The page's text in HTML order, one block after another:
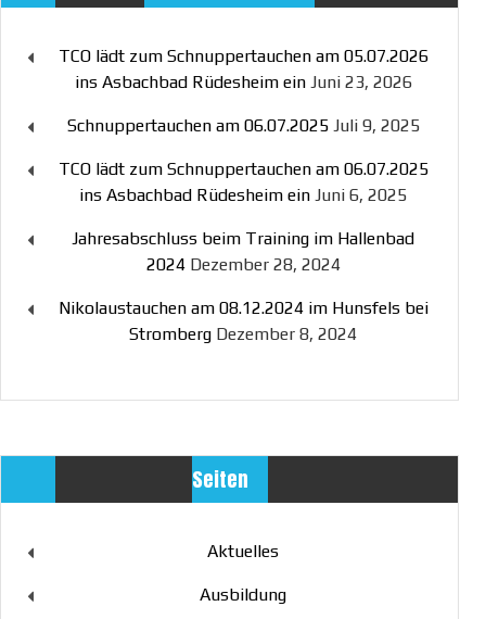
TCO lädt zum Schnuppertauchen am 05.07.2026
ins Asbachbad Rüdesheim ein Juni 23, 2026
Schnuppertauchen am 06.07.2025 Juli 9, 2025
TCO lädt zum Schnuppertauchen am 06.07.2025
ins Asbachbad Rüdesheim ein Juni 6, 2025
Jahresabschluss beim Training im Hallenbad
2024 Dezember 28, 2024
Nikolaustauchen am 08.12.2024 im Hunsfels bei
Stromberg Dezember 8, 2024
Seiten
Aktuelles
Ausbildung